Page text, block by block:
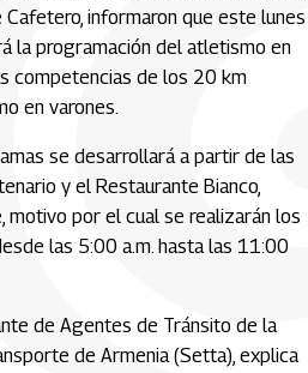
informaron que este lunes
la programación del atletismo en
competencias de los 20 km
en varones.
se desarrollará a partir de las
y el Restaurante Bianco,
motivo por el cual se realizarán los
las 5:00 a.m. hasta las 11:00
de Agentes de Tránsito de la
de Armenia (Setta), explica